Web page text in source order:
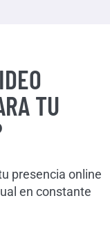
TU
presencia online
en constante